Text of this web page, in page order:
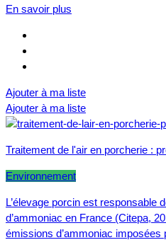
En savoir plus
Ajouter à ma liste
Ajouter à ma liste
Traitement de l'air en porcherie :
Environnement
L’élevage porcin est responsable
d’ammoniac en France (Citepa,
émissions d’ammoniac